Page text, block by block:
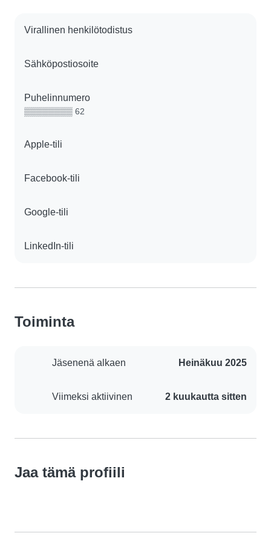
Virallinen henkilötodistus
Sähköpostiosoite
Puhelinnumero
▒▒▒▒▒▒▒▒ 62
Apple-tili
Facebook-tili
Google-tili
LinkedIn-tili
Toiminta
Jäsenenä alkaen Heinäkuu 2025
Viimeksi aktiivinen 2 kuukautta sitten
Jaa tämä profiili